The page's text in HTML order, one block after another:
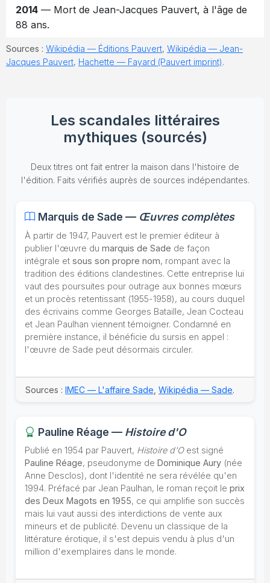
2014 — Mort de Jean-Jacques Pauvert, à l'âge de
88 ans.
Sources : Wikipédia — Éditions Pauvert, Wikipédia — Jean-
Jacques Pauvert, Hachette — Fayard (Pauvert imprint).
Les scandales littéraires
mythiques (sourcés)
Deux titres ont fait entrer la maison dans l'histoire de
l'édition. Faits vérifiés auprès de sources indépendantes.
Marquis de Sade — Œuvres complètes
À partir de 1947, Pauvert est le premier éditeur à
publier l'œuvre du marquis de Sade de façon
intégrale et sous son propre nom, rompant avec la
tradition des éditions clandestines. Cette entreprise lui
vaut des poursuites pour outrage aux bonnes mœurs
et un procès retentissant (1955-1958), au cours duquel
des écrivains comme Georges Bataille, Jean Cocteau
et Jean Paulhan viennent témoigner. Condamné en
première instance, il bénéficie du sursis en appel :
l'œuvre de Sade peut désormais circuler.
Sources : IMEC — L'affaire Sade Wikipédia — Sade.
Pauline Réage — Histoire d'O
Publié en 1954 par Pauvert, Histoire d'Oest signé
Pauline Réage, pseudonyme de Dominique Aury (née
Anne Desclos), dont l'identité ne sera révélée qu'en
1994. Préfacé par Jean Paulhan, le roman reçoit le prix
des Deux Magots en 1955, ce qui amplifie son succès
mais lui vaut aussi des interdictions de vente aux
mineurs et de publicité. Devenu un classique de la
littérature érotique, il s'est depuis vendu à plus d'un
million d'exemplaires dans le monde.